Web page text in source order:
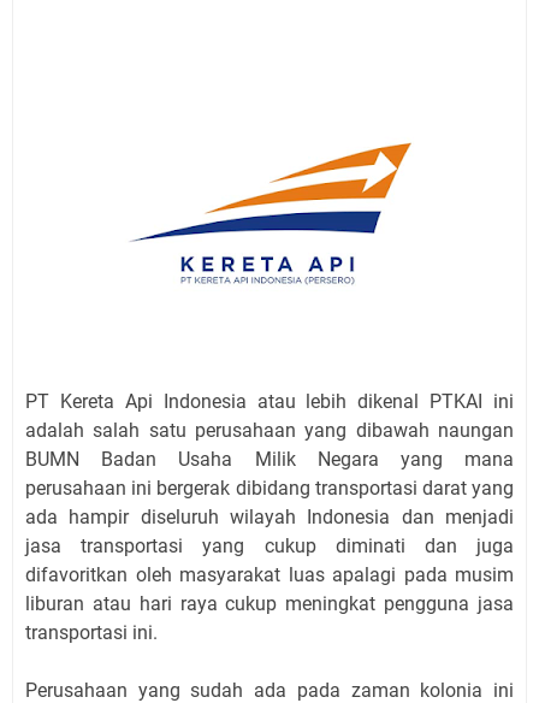
PT Kereta Api Indonesia atau lebih dikenal PTKAI ini
adalah salah satu perusahaan yang dibawah naungan
BUMN Badan Usaha Milik Negara yang mana
perusahaan ini bergerak dibidang transportasi darat yang
ada hampir diseluruh wilayah Indonesia dan menjadi
jasa transportasi yang cukup diminati dan juga
difavoritkan oleh masyarakat luas apalagi pada musim
liburan atau hari raya cukup meningkat pengguna jasa
transportasi ini.
Perusahaan yang sudah ada pada zaman kolonia ini